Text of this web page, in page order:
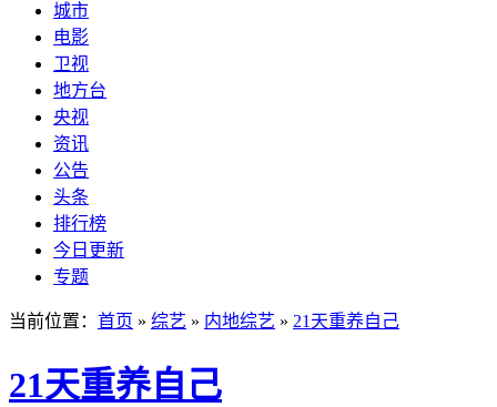
城市
电影
卫视
地方台
央视
资讯
公告
头条
排行榜
今日更新
专题
当前位置： 首页 » 综艺 » 内地综艺 » 21天重养自己
21天重养自己